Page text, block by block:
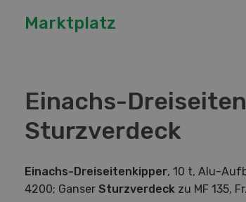
Marktplatz
Einachs-
Sturzverdeck
Einachs-Dreiseitenkipper, 10 t, Alu-
4200; Ganser Sturzverdeck zu MF 135,